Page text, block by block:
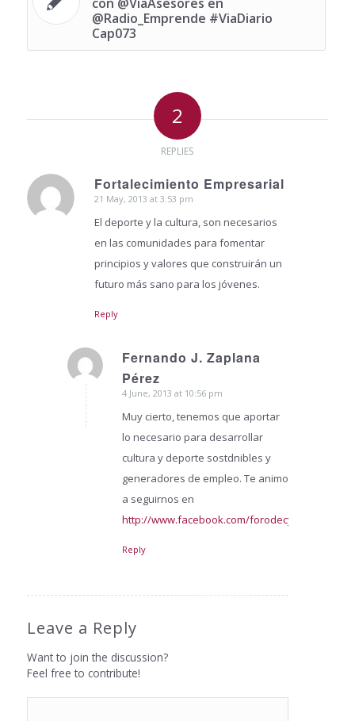
@Radio_Emprende #ViaDiario
Cap073
2
REPLIES
Fortalecimiento Empresarial
says:
21 May, 2013 at 3:53 pm
El deporte y la cultura, son necesarios
en las comunidades para fomentar
principios y valores que construirán un
futuro más sano para los jóvenes.
Reply
Fernando J. Zaplana
Pérez
says:
4 June, 2013 at 10:56 pm
Muy cierto, tenemos que aportar
lo necesario para desarrollar
cultura y deporte sostdnibles y
generadores de empleo. Te animo
a seguirnos en
http://www.facebook.com/forodecyde
Reply
Leave a Reply
Want to join the discussion?
Feel free to contribute!